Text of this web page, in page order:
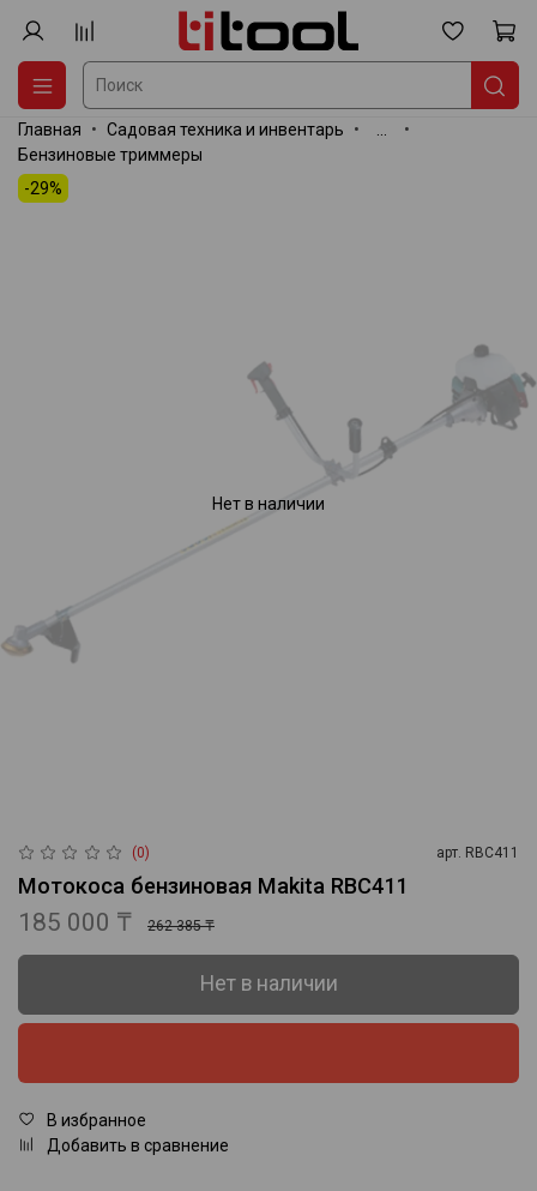
Главная Садовая техника и инвентарь
Бензиновые триммеры
Нет в наличии
-29%
(0) арт. RBC411
Мотокоса бензиновая Makita RBC411
185 000 ₸ 262 385 ₸
Нет в наличии
В избранное
Добавить в сравнение